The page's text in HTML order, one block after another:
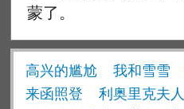
蒙了。
高兴的尴尬 我和雪雪
来函照登
利奥里克夫人